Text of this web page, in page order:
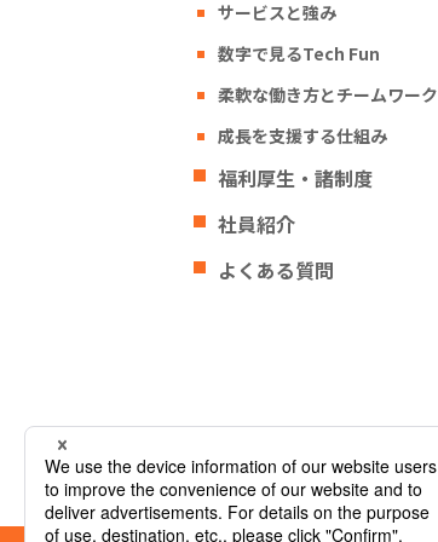
サービスと強み
数字で見るTech Fun
柔軟な働き方とチームワーク
成長を支援する仕組み
福利厚生・諸制度
社員紹介
よくある質問